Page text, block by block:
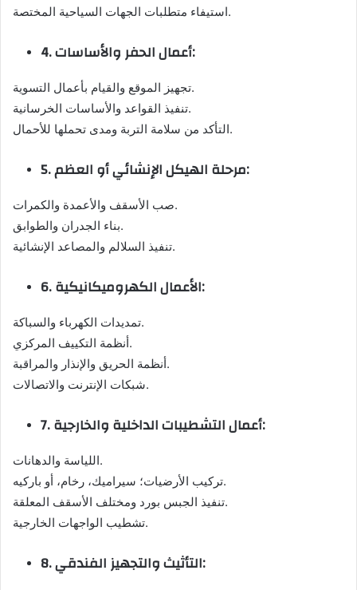
استيفاء متطلبات الجهات السياحية المختصة.
4. أعمال الحفر والأساسات:
تجهيز الموقع والقيام بأعمال التسوية.
تنفيذ القواعد والأساسات الخرسانية.
التأكد من سلامة التربة ومدى تحملها للأحمال.
5. مرحلة الهيكل الإنشائي أو العظم:
صب الأسقف والأعمدة والكمرات.
بناء الجدران والطوابق.
تنفيذ السلالم والمصاعد الإنشائية.
6. الأعمال الكهروميكانيكية:
تمديدات الكهرباء والسباكة.
أنظمة التكييف المركزي.
أنظمة الحريق والإنذار والمراقبة.
شبكات الإنترنت والاتصالات.
7. أعمال التشطيبات الداخلية والخارجية:
اللياسة والدهانات.
تركيب الأرضيات؛ سيراميك، رخام، أو باركيه.
تنفيذ الجبس بورد ومختلف الأسقف المعلقة.
تشطيب الواجهات الخارجية.
8. التأثيث والتجهيز الفندقي: